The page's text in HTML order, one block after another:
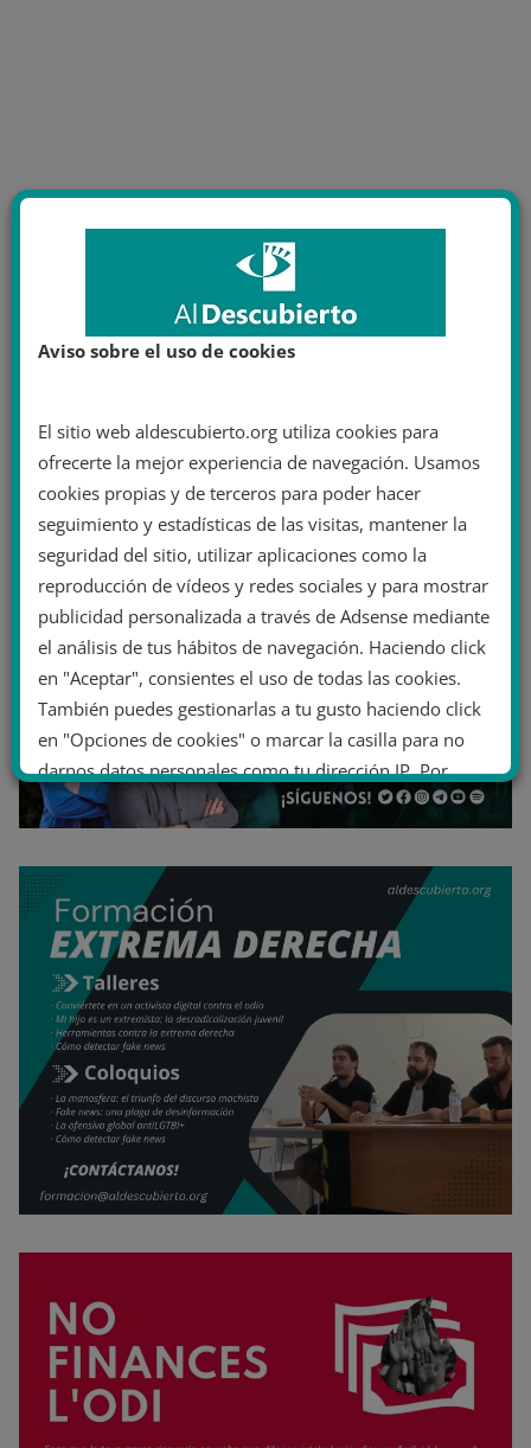
Aviso sobre el uso de cookies
El sitio web aldescubierto.org utiliza cookies para
ofrecerte la mejor experiencia de navegación. Usamos
cookies propias y de terceros para poder hacer
seguimiento y estadísticas de las visitas, mantener la
seguridad del sitio, utilizar aplicaciones como la
reproducción de vídeos y redes sociales y para mostrar
publicidad personalizada a través de Adsense mediante
el análisis de tus hábitos de navegación. Haciendo click
en "Aceptar", consientes el uso de todas las cookies.
También puedes gestionarlas a tu gusto haciendo click
en "Opciones de cookies" o marcar la casilla para no
darnos datos personales como tu dirección IP. Por
último, puedes leer nuestra Política de cookies.
No dar mi información personal
Opciones de cookies Aceptar cookies
Rechazar cookies